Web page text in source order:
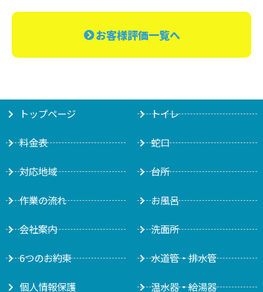
お客様評価一覧へ
トップページ
料金表
対応地域
作業の流れ
会社案内
6つのお約束
個人情報保護
トイレ
蛇口
台所
お風呂
洗面所
水道管・排水管
温水器・給湯器